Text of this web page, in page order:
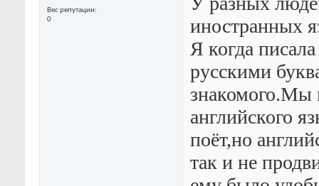
Вес репутации
0
иностранных
Я когда
русскими
знакомого.Мы
английского
поёт,но
так и не